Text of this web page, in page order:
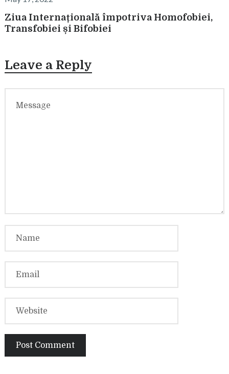
Ziua Internațională împotriva Homofobiei,
Transfobiei și Bifobiei
Leave a Reply